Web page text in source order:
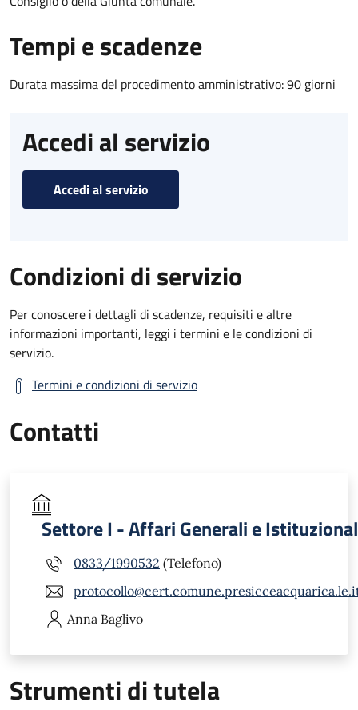
Tempi e scadenze
Durata massima del procedimento amministrativo: 90 giorni
Accedi al servizio
Accedi al servizio
Condizioni di servizio
Per conoscere i dettagli di scadenze, requisiti e altre
informazioni importanti, leggi i termini e le condizioni di
servizio.
Termini e condizioni di servizio
Contatti
Settore I - Affari Generali e
0833/1990532 (Telefono)
Anna Baglivo
Strumenti di tutela